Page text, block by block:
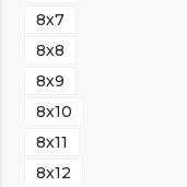
8х7
8х8
8х9
8х10
8х11
8х12